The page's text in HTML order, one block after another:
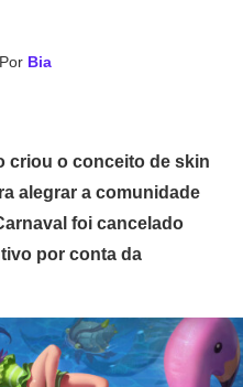
Por Bia
criou o conceito de skin
alegrar a comunidade
foi cancelado
por conta da